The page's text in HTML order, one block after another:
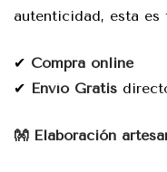
autenticidad, esta es
✔ Compra online
✔ Envío Gratis
👐 Elaboración